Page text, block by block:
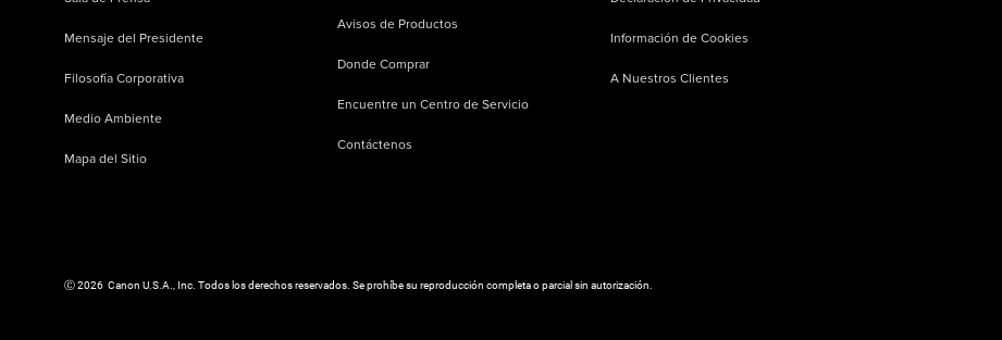
Mensaje del Presidente
Filosofía Corporativa
Medio Ambiente
Mapa del Sitio
Avisos de Productos
Donde Comprar
Encuentre un Centro de Servicio
Contáctenos
Información de Cookies
A Nuestros Clientes
Ⓒ2026 Canon U.S.A., Inc. Todos los derechos reservados. Se prohíbe su reproducción completa o parcial sin autorización.